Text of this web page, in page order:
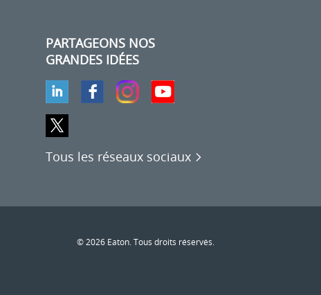
PARTAGEONS NOS
GRANDES IDÉES
Tous les réseaux sociaux
© 2026 Eaton. Tous droits réservés.